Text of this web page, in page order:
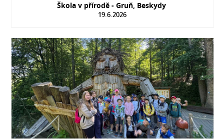
Škola v přírodě - Gruň, Beskydy
19.6.2026